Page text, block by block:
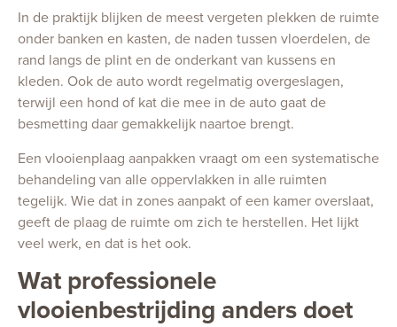
In de praktijk blijken de meest vergeten plekken de ruimte
onder banken en kasten, de naden tussen vloerdelen, de
rand langs de plint en de onderkant van kussens en
kleden. Ook de auto wordt regelmatig overgeslagen,
terwijl een hond of kat die mee in de auto gaat de
besmetting daar gemakkelijk naartoe brengt.
Een vlooienplaag aanpakken vraagt om een systematische
behandeling van alle oppervlakken in alle ruimten
tegelijk. Wie dat in zones aanpakt of een kamer overslaat,
geeft de plaag de ruimte om zich te herstellen. Het lijkt
veel werk, en dat is het ook.
Wat professionele
vlooienbestrijding anders doet